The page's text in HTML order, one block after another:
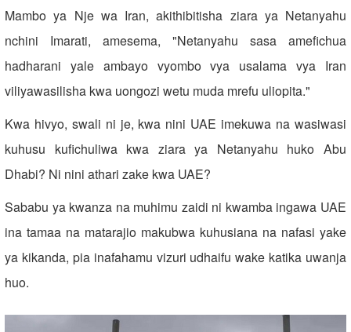
Mambo ya Nje wa Iran, akithibitisha ziara ya Netanyahu
nchini Imarati, amesema, "Netanyahu sasa amefichua
hadharani yale ambayo vyombo vya usalama vya Iran
viliyawasilisha kwa uongozi wetu muda mrefu uliopita."
Kwa hivyo, swali ni je, kwa nini UAE imekuwa na wasiwasi
kuhusu kufichuliwa kwa ziara ya Netanyahu huko Abu
Dhabi? Ni nini athari zake kwa UAE?
Sababu ya kwanza na muhimu zaidi ni kwamba ingawa UAE
ina tamaa na matarajio makubwa kuhusiana na nafasi yake
ya kikanda, pia inafahamu vizuri udhaifu wake katika uwanja
huo.